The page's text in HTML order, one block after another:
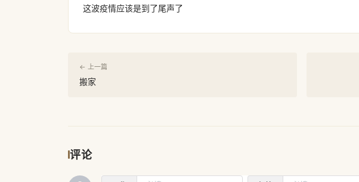
这波疫情应该是到了尾声了
← 上一篇
搬家
评论